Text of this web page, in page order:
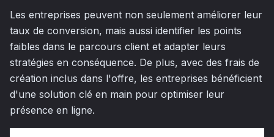
Les entreprises peuvent non seulement améliorer leur
taux de conversion, mais aussi identifier les points
faibles dans le parcours client et adapter leurs
stratégies en conséquence. De plus, avec des frais de
création inclus dans l'offre, les entreprises bénéficient
d'une solution clé en main pour optimiser leur
présence en ligne.